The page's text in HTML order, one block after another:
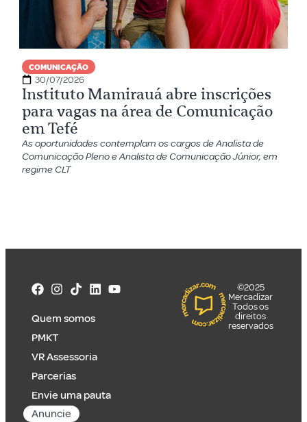
COMUNICAÇÃO
30/07/2026
Instituto Mamirauá abre inscrições
para vagas na área de Comunicação
em Tefé
As oportunidades contemplam os cargos de Analista de
Comunicação Pleno e Analista de Comunicação Júnior, em
regime CLT
Quem somos
PMKT
VR Assessoria
Parcerias
Envie uma pauta
Anuncie
©2025
Mercadizar
Todos os
direitos
reservados